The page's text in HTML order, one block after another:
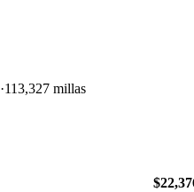
113,327 millas